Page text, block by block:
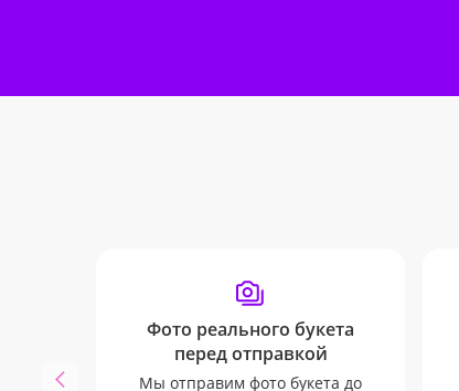
Фото реального букета
перед отправкой
Мы отправим фото букета до